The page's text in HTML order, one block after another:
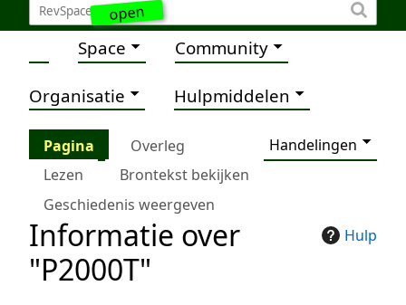
open
Space Community
Organisatie Hulpmiddelen
Pagina Overleg
Handelingen
Lezen
Brontekst bekijken
Geschiedenis weergeven
Hulp
Informatie over
"P2000T"